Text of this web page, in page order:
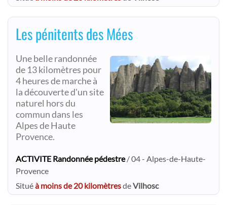
Les pénitents des Mées
Une belle randonnée
de 13 kilomètres pour
4 heures de marche à
la découverte d'un site
naturel hors du
commun dans les
Alpes de Haute
Provence.
ACTIVITE Randonnée pédestre/ 04 - Alpes-de-Haute-
Provence
Situéà moins de 20 kilomètresdeVilhosc